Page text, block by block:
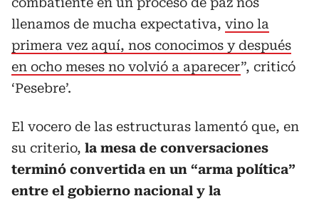
llenamos de mucha expectativa, vino la
primera vez aquí, nos conocimos y después
en ocho meses no volvió a aparecer”, criticó
‘Pesebre’.
El vocero de las estructuras lamentó que, en
su criterio, la mesa de conversaciones
terminó convertida en un “arma política”
entre el gobierno nacional y la